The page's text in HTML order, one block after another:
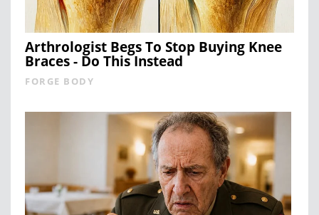
Arthrologist Begs To Stop Buying Knee
Braces - Do This Instead
FORGE BODY